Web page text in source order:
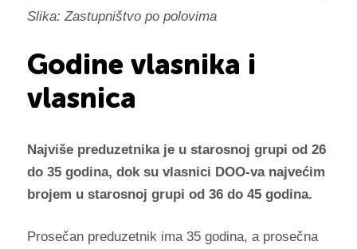
Slika: Zastupništvo po polovima
Godine vlasnika i
vlasnica
Najviše preduzetnika je u starosnoj grupi od 26
do 35 godina, dok su vlasnici DOO-va najvećim
brojem u starosnoj grupi od 36 do 45 godina.
Prosečan preduzetnik ima 35 godina, a prosečna